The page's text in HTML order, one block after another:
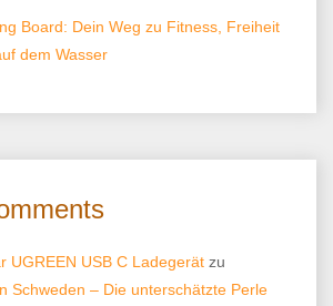
Board: Dein Weg zu Fitness, Freiheit
dem Wasser
UGREEN USB C Ladegerät zu
Schweden – Die unterschätzte Perle